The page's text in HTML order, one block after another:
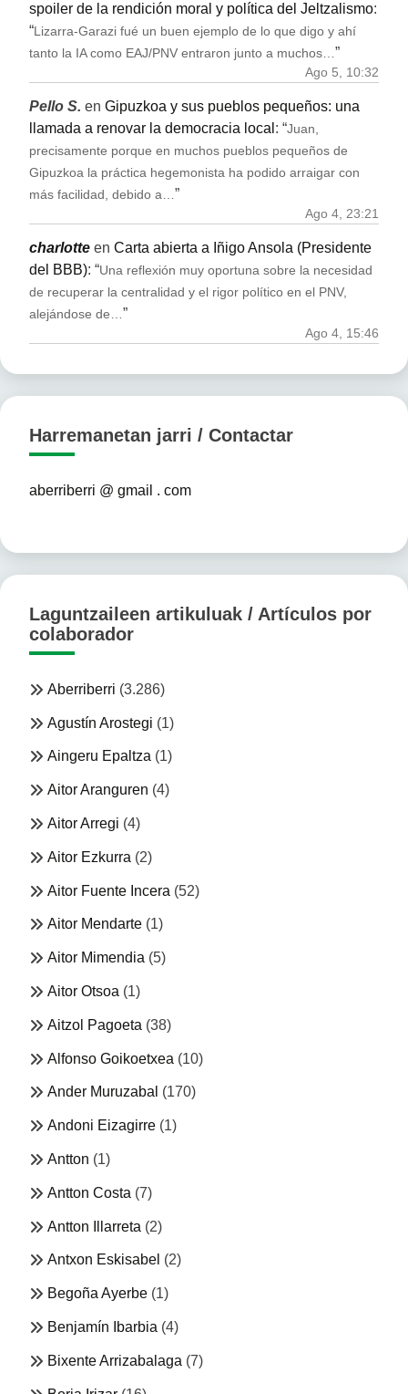
spoiler de la rendición moral y política del Jeltzalismo:
“Lizarra-Garazi fué un buen ejemplo de lo que digo y ahí
tanto la IA como EAJ/PNV entraron junto a muchos…”
Ago 5, 10:32
Pello S. en Gipuzkoa y sus pueblos pequeños: una
llamada a renovar la democracia local : “Juan,
precisamente porque en muchos pueblos pequeños de
Gipuzkoa la práctica hegemonista ha podido arraigar con
más facilidad, debido a… ”
Ago 4, 23:21
charlotte en Carta abierta a Iñigo Ansola (Presidente
del BBB): “Una reflexión muy oportuna sobre la necesidad
de recuperar la centralidad y el rigor político en el PNV,
alejándose de… ”
Ago 4, 15:46
Harremanetan jarri / Contactar
aberriberri @ gmail . com
Laguntzaileen artikuluak / Artículos por
colaborador
Aberriberri (3.286)
Agustín Arostegi (1)
Aingeru Epaltza (1)
Aitor Aranguren (4)
Aitor Arregi (4)
Aitor Ezkurra (2)
Aitor Fuente Incera (52)
Aitor Mendarte (1)
Aitor Mimendia (5)
Aitor Otsoa (1)
Aitzol Pagoeta (38)
Alfonso Goikoetxea (10)
Ander Muruzabal (170)
Andoni Eizagirre (1)
Antton (1)
Antton Costa (7)
Antton Illarreta (2)
Antxon Eskisabel (2)
Begoña Ayerbe (1)
Benjamín Ibarbia (4)
Bixente Arrizabalaga (7)